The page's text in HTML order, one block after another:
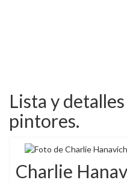
Lista y
pintores.
Charlie